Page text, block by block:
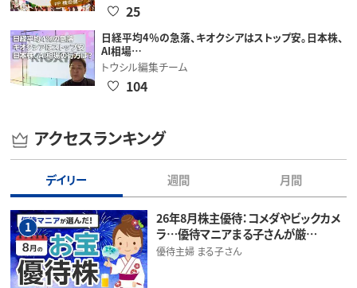
25
日経平均4％の急落、キオクシアはストップ安。日本株、
AI相場…
トウシル編集チーム
104
アクセスランキング
デイリー 週間 月間
1
26年8月株主優待：コメダやビックカメ
ラ…優待マニアまる子さんが厳…
優待主婦 まる子さん